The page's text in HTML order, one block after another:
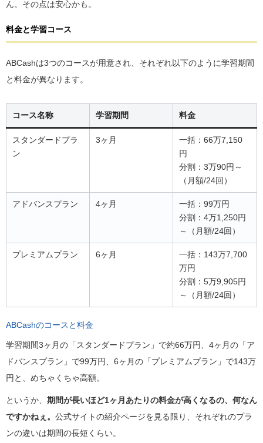
ん。その点は安心かも。
料金と学習コース
ABCashは3つのコースが用意され、それぞれ以下のように学習期間
と料金が異なります。
コース名称 学習期間 料金
スタンダードプラ
ン
3ヶ月
一括：66万7,150
円
分割：3万90円～
（月額/24回）
アドバンスプラン 4ヶ月
一括：99万円
分割：4万1,250円
～（月額/24回）
プレミアムプラン 6ヶ月
一括：143万7,700
万円
分割：5万9,905円
～（月額/24回）
ABCashのコースと料金
学習期間3ヶ月の「スタンダードプラン」で約66万円、4ヶ月の「ア
ドバンスプラン」で99万円、6ヶ月の「プレミアムプラン」で143万
円と、めちゃくちゃ高額。
というか、 期間が長いほど1ヶ月あたりの料金が高くなるの、何なん
ですかねぇ。 公式サイトの紹介ページを見る限り、それぞれのプラ
ンの違いは期間の長短くらい。